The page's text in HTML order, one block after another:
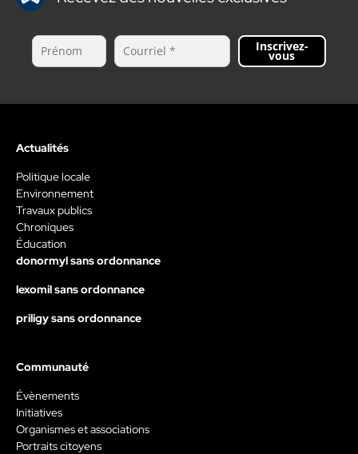
Inscrivez-
vous
Actualités
Politique locale
Environnement
Travaux publics
Chroniques
Éducation
donormyl sans ordonnance
lexomil sans ordonnance
priligy sans ordonnance
Communauté
Évènements
Initiatives
Organismes et associations
Portraits citoyens